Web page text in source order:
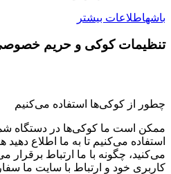
باشهاطلاعات بیشتر
تنظیمات کوکی و حریم
چطور از کوکی‌ها استفاده می‌کنیم
ممکن است ما کوکی‌ها در دستگاه
استفاده می‌کنیم تا به ما اطلاع
می‌کنید، چگونه با ما ارتباط برقرار
کاربری خود و ارتباط با سایت ما